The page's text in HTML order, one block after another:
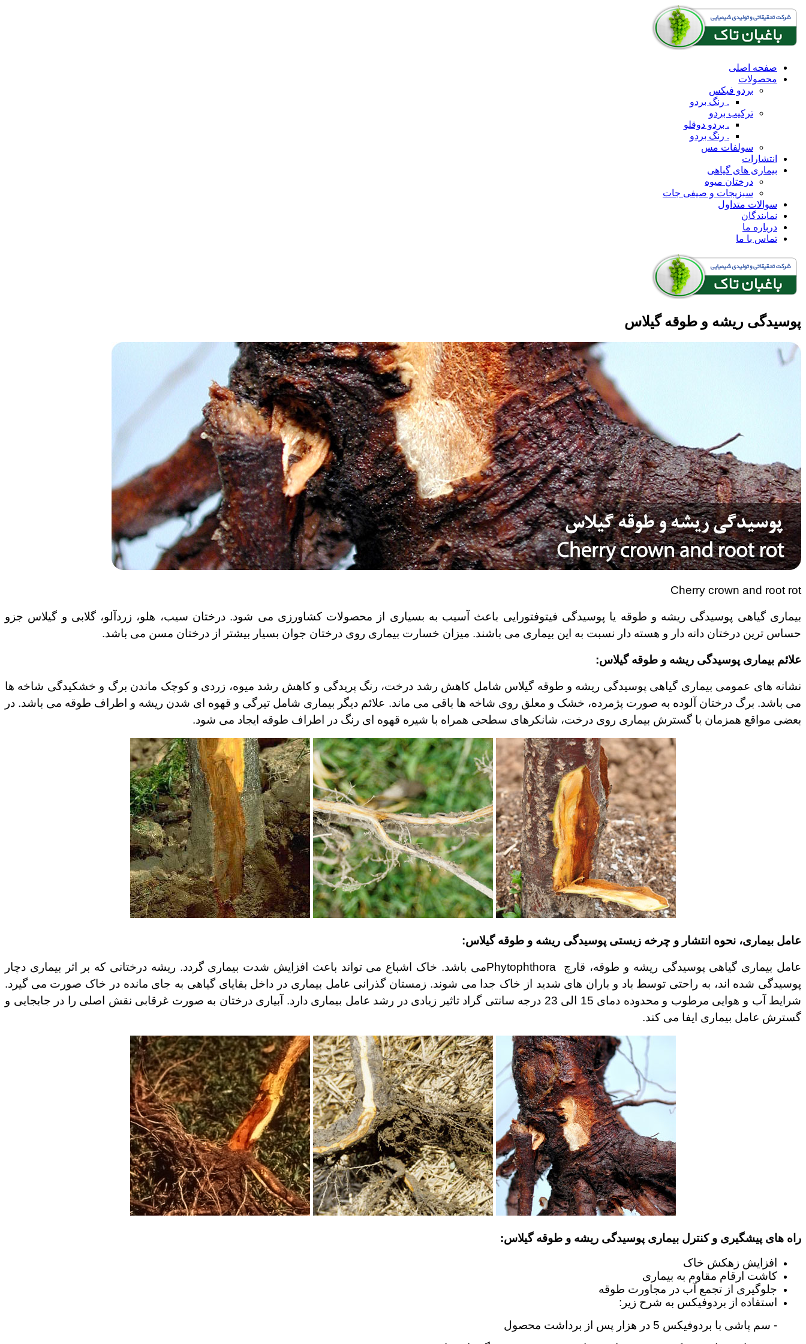
صفحه اصلی
محصولات
بردو فیکس
. رنگ بردو
ترکیب بردو
. بردو دوقلو
. رنگ بردو
سولفات مس
انتشارات
بیماری های گیاهی
درختان میوه
سبزیجات و صیفی جات
سوالات متداول
نمایندگان
درباره ما
تماس با ما
پوسیدگی ریشه و طوقه گیلاس
Cherry crown and root rot
بیماری گیاهی پوسیدگی ریشه و طوقه یا پوسیدگی فیتوفتورایی باعث آسیب به بسیاری از محصولات کشاورزی می شود. درختان سیب، هلو، زردآلو، گلابی و گیلاس جزو
حساس ترین درختان دانه دار و هسته دار نسبت به این بیماری می باشند. میزان خسارت بیماری روی درختان جوان بسیار بیشتر از درختان مسن می باشد.
علائم بیماری پوسیدگی ریشه و طوقه گیلاس:
نشانه های عمومی بیماری گیاهی پوسیدگی ریشه و طوقه گیلاس شامل کاهش رشد درخت، رنگ پریدگی و کاهش رشد میوه، زردی و کوچک ماندن برگ و خشکیدگی شاخه ها
می باشد. برگ درختان آلوده به صورت پژمرده، خشک و معلق روی شاخه ها باقی می ماند. علائم دیگر بیماری شامل تیرگی و قهوه ای شدن ریشه و اطراف طوقه می باشد. در
بعضی مواقع همزمان با گسترش بیماری روی درخت، شانکرهای سطحی همراه با شیره قهوه ای رنگ در اطراف طوقه ایجاد می شود.
عامل بیماری، نحوه انتشار و چرخه زیستی پوسیدگی ریشه و طوقه گیلاس:
عامل بیماری گیاهی پوسیدگی ریشه و طوقه، قارچ Phytophthoraمی باشد. خاک اشباع می تواند باعث افزایش شدت بیماری گردد. ریشه درختانی که بر اثر بیماری دچار
پوسیدگی شده اند، به راحتی توسط باد و باران های شدید از خاک جدا می شوند. زمستان گذرانی عامل بیماری در داخل بقایای گیاهی به جای مانده در خاک صورت می گیرد.
شرایط آب و هوایی مرطوب و محدوده دمای 15 الی 23 درجه سانتی گراد تاثیر زیادی در رشد عامل بیماری دارد
. آبیاری درختان به صورت غرقابی نقش اصلی را در جابجایی و
گسترش عامل بیماری ایفا می کند.
راه های پیشگیری و کنترل بیماری پوسیدگی ریشه و طوقه گیلاس:
افزایش زهکش خاک
کاشت ارقام مقاوم به بیماری
جلوگیری از تجمع آب در مجاورت طوقه
استفاده از بردوفیکس به شرح زیر:
- سم پاشی با بردوفیکس 5 در هزار پس از برداشت محصول